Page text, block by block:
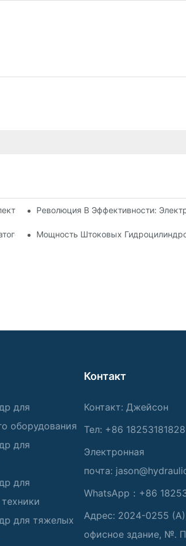
Телескопического Цилиндра
Революция В Эффективности:
Телескопического Гидроцилиндра
Мощность Штоковых
для
оборудования
для
для
для тяжелых
Контакт
Контакт: Джейсон
Тел: +86 18253181828
Электронная
почта:
WhatsApp：+86
Адрес: 2024-0255
офисное здание, №.